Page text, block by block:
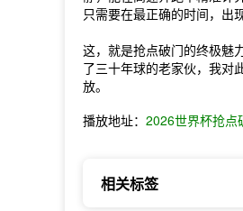
只需要在最正确的时间，出
这，就是抢点破门的终极魅
了三十年球的老家伙，我对
放。
播放地址： 2026世界杯抢点
相关标签